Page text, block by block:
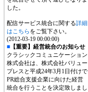
した。
配信サービス統合に関する詳細
はこちら をご覧下さい。
(2012-03-19 00:00:00)
■ 【重要】経営統合のお知らせ
クラシックコミュニケーション
株式会社は、株式会社バリュー
プレスと平成24年3月1日付けで
PR総合支援企業に向けた経営
統合を行うことを決定致しまし